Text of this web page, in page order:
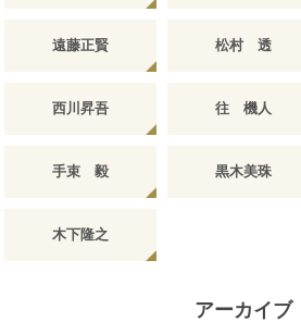
遠藤正賢 松村 透
西川昇吾 往 機人
手束 毅 黒木美珠
木下隆之
アーカイブ